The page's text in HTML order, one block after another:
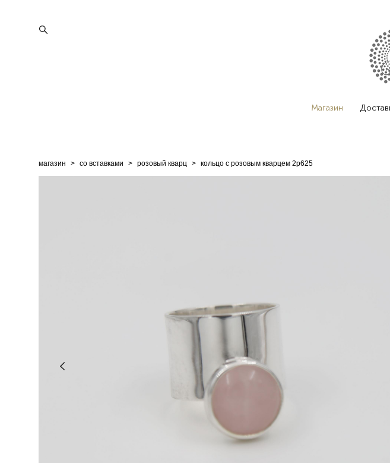
Магазин
магазин > со вставками > розовый кварц > кольцо с розовым кварцем 2p625